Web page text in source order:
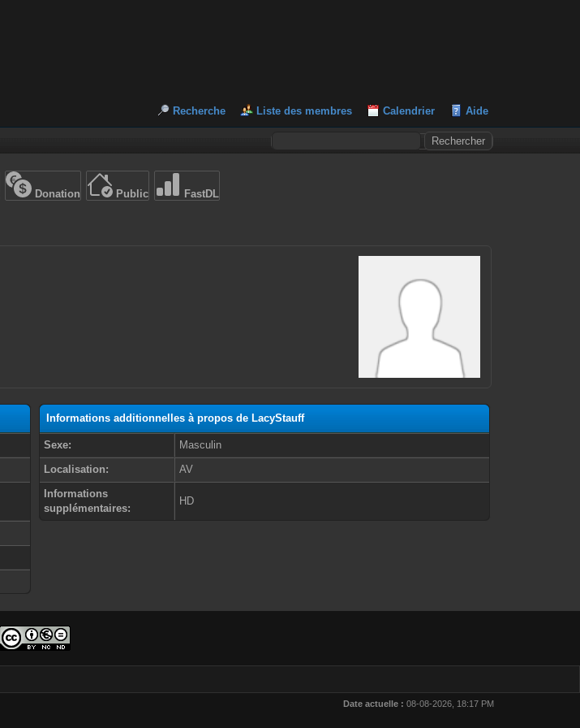
Recherche Liste des membres Calendrier Aide
Donation Public FastDL
Informations additionnelles à propos de LacyStauff
Sexe:
Masculin
Localisation:
AV
Informations
supplémentaires:
HD
Date actuelle : 08-08-2026, 18:17 PM